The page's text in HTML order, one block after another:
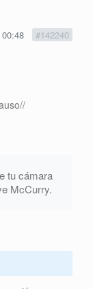
#142240
tu cámara
McCurry.